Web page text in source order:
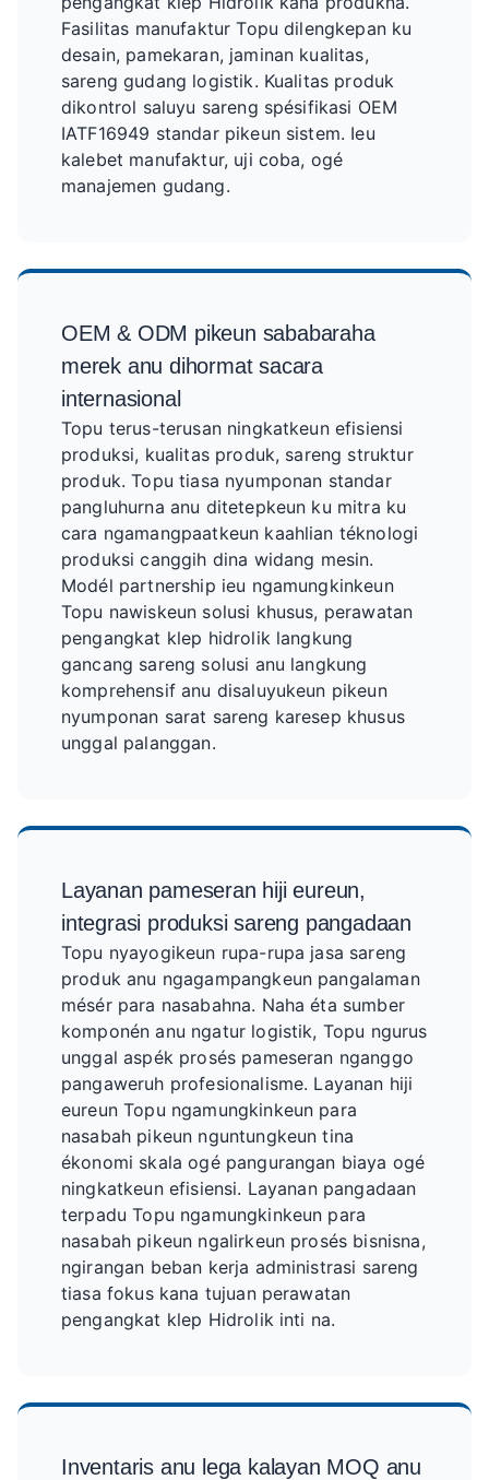
Fasilitas manufaktur Topu dilengkepan ku
desain, pamekaran, jaminan kualitas,
sareng gudang logistik. Kualitas produk
dikontrol saluyu sareng spésifikasi OEM
IATF16949 standar pikeun sistem. Ieu
kalebet manufaktur, uji coba, ogé
manajemen gudang.
OEM & ODM pikeun sababaraha
merek anu dihormat sacara
internasional
Topu terus-terusan ningkatkeun efisiensi
produksi, kualitas produk, sareng struktur
produk. Topu tiasa nyumponan standar
pangluhurna anu ditetepkeun ku mitra ku
cara ngamangpaatkeun kaahlian téknologi
produksi canggih dina widang mesin.
Modél partnership ieu ngamungkinkeun
Topu nawiskeun solusi khusus, perawatan
pengangkat klep hidrolik langkung
gancang sareng solusi anu langkung
komprehensif anu disaluyukeun pikeun
nyumponan sarat sareng karesep khusus
unggal palanggan.
Layanan pameseran hiji eureun,
integrasi produksi sareng pangadaan
Topu nyayogikeun rupa-rupa jasa sareng
produk anu ngagampangkeun pangalaman
mésér para nasabahna. Naha éta sumber
komponén anu ngatur logistik, Topu ngurus
unggal aspék prosés pameseran nganggo
pangaweruh profesionalisme. Layanan hiji
eureun Topu ngamungkinkeun para
nasabah pikeun nguntungkeun tina
ékonomi skala ogé pangurangan biaya ogé
ningkatkeun efisiensi. Layanan pangadaan
terpadu Topu ngamungkinkeun para
nasabah pikeun ngalirkeun prosés bisnisna,
ngirangan beban kerja administrasi sareng
tiasa fokus kana tujuan perawatan
pengangkat klep Hidrolik inti na.
Inventaris anu lega kalayan MOQ anu